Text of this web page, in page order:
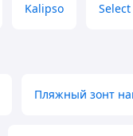
Kalipso Select
Пляжный зонт